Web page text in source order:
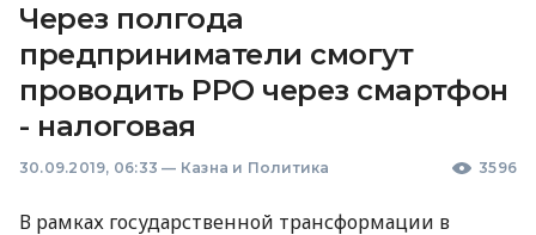
Через полгода
предприниматели смогут
проводить РРО через смартфон
- налоговая
30.09.2019, 06:33 — Казна и Политика 3596
В рамках государственной трансформации в